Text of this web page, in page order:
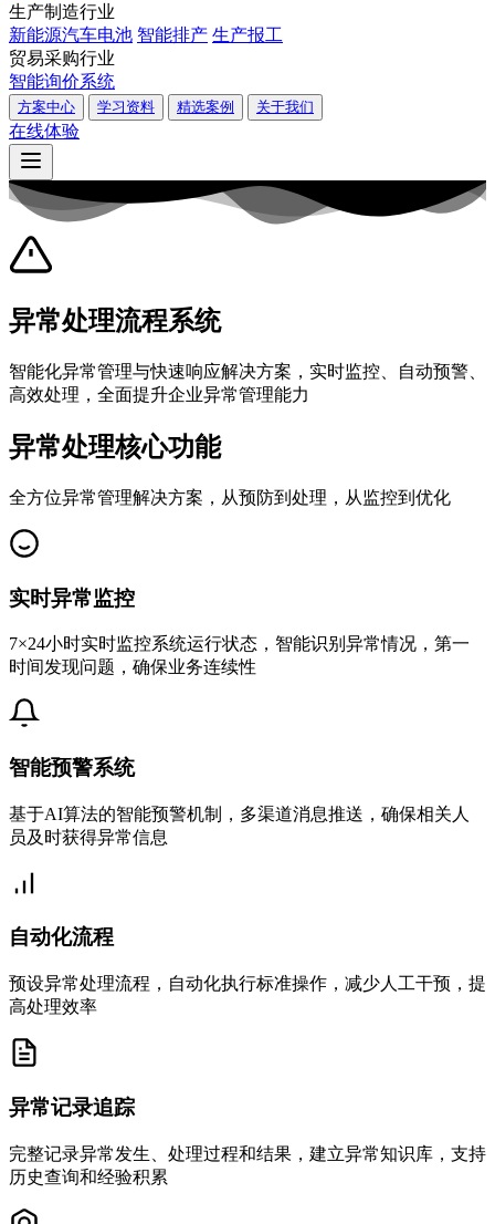
生产制造行业
新能源汽车电池 智能排产 生产报工
贸易采购行业
智能询价系统
方案中心 学习资料 精选案例 关于我们
在线体验
异常处理流程系统
智能化异常管理与快速响应解决方案，实时监控、自动预警、
高效处理，全面提升企业异常管理能力
异常处理核心功能
全方位异常管理解决方案，从预防到处理，从监控到优化
实时异常监控
7×24小时实时监控系统运行状态，智能识别异常情况，第一
时间发现问题，确保业务连续性
智能预警系统
基于AI算法的智能预警机制，多渠道消息推送，确保相关人
员及时获得异常信息
自动化流程
预设异常处理流程，自动化执行标准操作，减少人工干预，提
高处理效率
异常记录追踪
完整记录异常发生、处理过程和结果，建立异常知识库，支持
历史查询和经验积累